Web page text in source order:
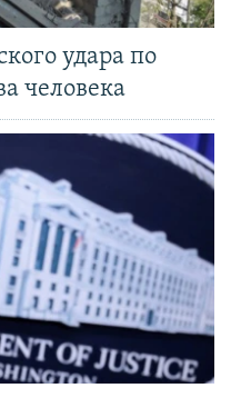
удара по
человека